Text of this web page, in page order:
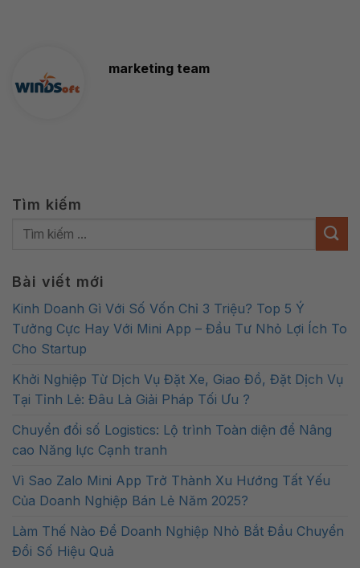
marketing team
Tìm kiếm
Bài viết mới
Kinh Doanh Gì Với Số Vốn Chỉ 3 Triệu? Top 5 Ý
Tưởng Cực Hay Với Mini App – Đầu Tư Nhỏ Lợi Ích To
Cho Startup
Khởi Nghiệp Từ Dịch Vụ Đặt Xe, Giao Đồ, Đặt Dịch Vụ
Tại Tỉnh Lẻ: Đâu Là Giải Pháp Tối Ưu ?
Chuyển đổi số Logistics: Lộ trình Toàn diện để Nâng
cao Năng lực Cạnh tranh
Vì Sao Zalo Mini App Trở Thành Xu Hướng Tất Yếu
Của Doanh Nghiệp Bán Lẻ Năm 2025?
Làm Thế Nào Để Doanh Nghiệp Nhỏ Bắt Đầu Chuyển
Đổi Số Hiệu Quả